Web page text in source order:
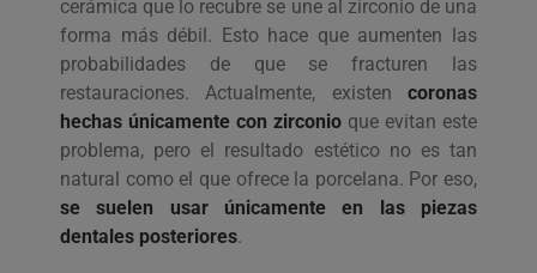
cerámica que lo recubre se une al zirconio de una
forma más débil. Esto hace que aumenten las
probabilidades de que se fracturen las
restauraciones. Actualmente, existen coronas
hechas únicamente con zirconio que evitan este
problema, pero el resultado estético no es tan
natural como el que ofrece la porcelana. Por eso,
se suelen usar únicamente en las piezas
dentales posteriores.